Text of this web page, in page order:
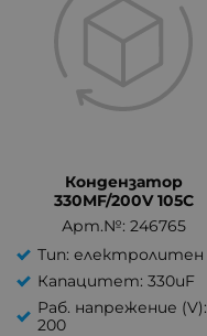
Кондензатор
330MF/200V 105C
Арт.№: 246765
Тип: електролитен
Капацитет: 330uF
Раб. напрежение (V):
200